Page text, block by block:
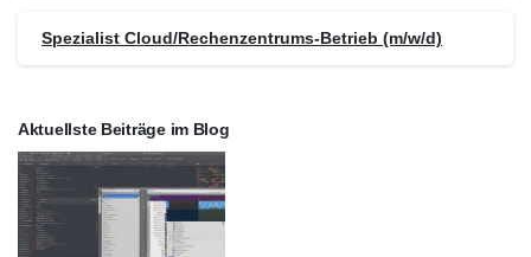
Spezialist Cloud/Rechenzentrums-Betrieb (m/w/d)
Aktuellste Beiträge im Blog